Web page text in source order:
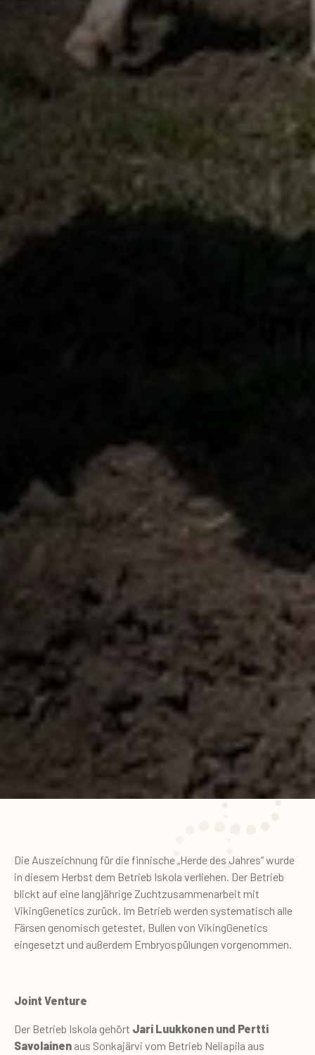
Die Auszeichnung für die finnische „Herde des Jahres“ wurde
in diesem Herbst dem Betrieb Iskola verliehen. Der Betrieb
blickt auf eine langjährige Zuchtzusammenarbeit mit
VikingGenetics zurück. Im Betrieb werden systematisch alle
Färsen genomisch getestet, Bullen von VikingGenetics
eingesetzt und außerdem Embryospülungen vorgenommen.
Joint Venture
Der Betrieb Iskola gehört Jari Luukkonen und Pertti
Savolainen aus Sonkajärvi vom Betrieb Neliapila aus